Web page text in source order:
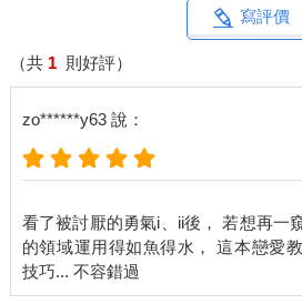
話，不知會有多幸福。但事情發展不一
若是能毫不遲疑向心儀對象表白的人，
為自己就算對喜歡的對象告白，也不會
心意上便會有所遲疑。因為他們認為：
以採取在行動前就已經打算放棄。
之所以猶豫遲疑，是因為害怕自己的
害。阿德勒是這麼說的：「只有在認為
備勇氣。」
這裡的「勇氣」，是指進入人際關係
係需要勇氣？正如前面所說，是因為
他人接受；一旦對方不接受，自己便有
寫評價
（共 1 則好評）
zo******y63 說：
看了被討厭的勇氣i、ii後， 若想再一
的領域運用得如魚得水， 這本戀愛